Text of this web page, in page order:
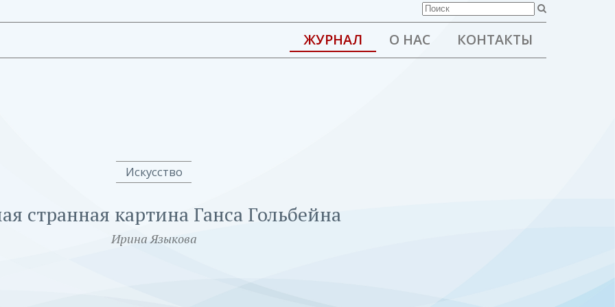
ЖУРНАЛ О НАС КОНТАКТЫ
Искусство
странная картина Ганса Гольбейна
Ирина Языкова